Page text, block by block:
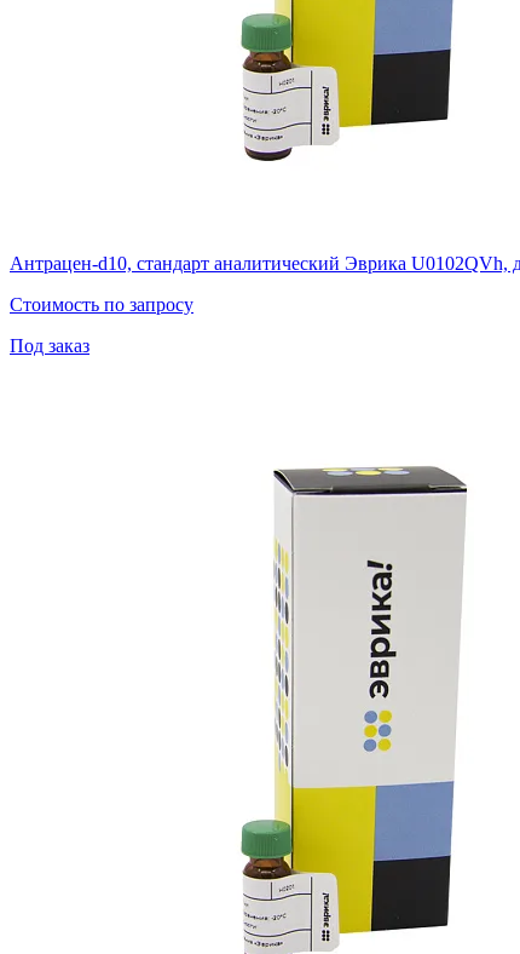
Антрацен-d10, стандарт аналитический Эврика
Стоимость по запросу
Под заказ